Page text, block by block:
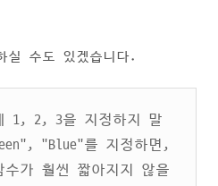
실 수도 있겠습니다.
1, 2, 3을 지정하지 말
"Blue"를 지정하면,
수가 훨씬 짧아지지 않을